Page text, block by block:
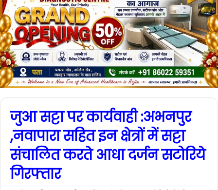
जुआ सट्टा पर कार्यवाही :अभनपुर
,नवापारा सहित इन क्षेत्रों में सट्टा
संचालित करते आधा दर्जन सटोरिये
गिरफ्तार